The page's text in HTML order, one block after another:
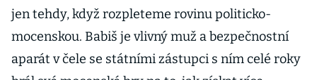
jen tehdy, když rozpleteme rovinu politicko-
mocenskou. Babiš je vlivný muž a bezpečnostní
aparát v čele se státními zástupci s ním celé roky